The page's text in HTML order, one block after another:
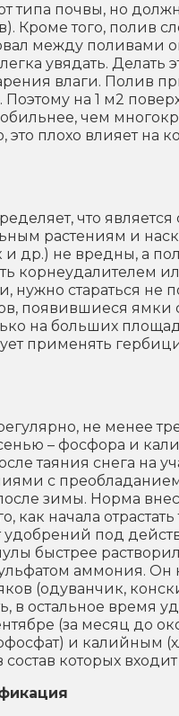
типа почвы, но
Кроме того, полив
между поливами
увядать.
влаги. Полив
Поэтому на 1 м2
чем
это плохо влияет на
что
растениям и
др.) не вредны, а
корнеудалителем
нужно стараться
появившиеся ямки
на больших
применять
не менее
– фосфора и
таяния снега на
с преобладанием
зимы. Норма
как начала
удобрений под
быстрее
аммония. Он
(одуванчик,
в остальное время
(за месяц до
и калийным
которых входит